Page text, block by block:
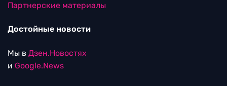
Партнерские материалы
Достойные новости
Мы в Дзен.Новостях
и Google.News